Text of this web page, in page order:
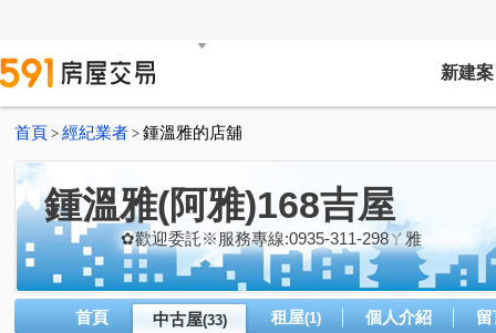
新建案
首頁 > 經紀業者 > 鍾溫雅的店舖
鍾溫雅(阿雅)168吉屋
✿歡迎委託※服務專線:0935-311-298ㄚ雅
首頁 中古屋(33) 租屋(1) 個人介紹